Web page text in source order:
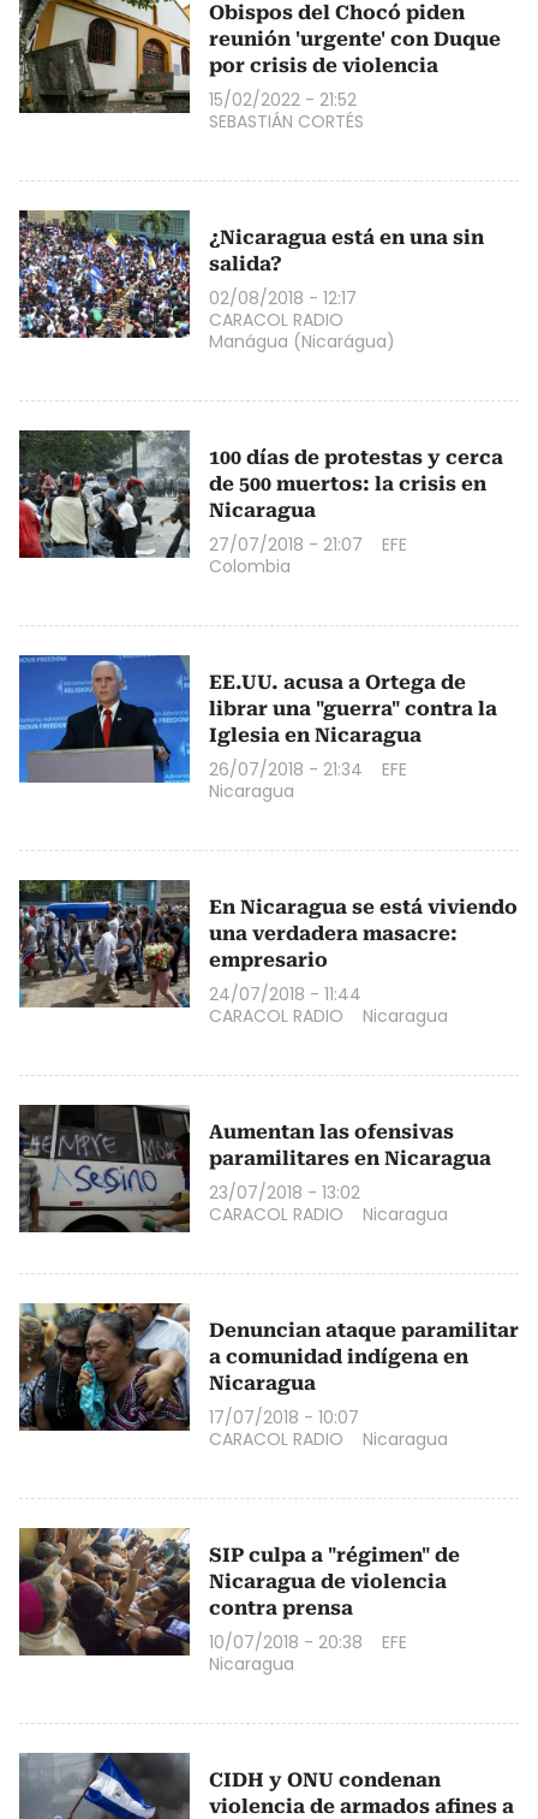
Obispos del Chocó piden
reunión 'urgente' con Duque
por crisis de violencia
15/02/2022 - 21:52
SEBASTIÁN CORTÉS
¿Nicaragua está en una sin
salida?
02/08/2018 - 12:17
CARACOL RADIO
Manágua (Nicarágua)
100 días de protestas y cerca
de 500 muertos: la crisis en
Nicaragua
27/07/2018 - 21:07
EFE
Colombia
EE.UU. acusa a Ortega de
librar una "guerra" contra la
Iglesia en Nicaragua
26/07/2018 - 21:34
EFE
Nicaragua
En Nicaragua se está viviendo
una verdadera masacre:
empresario
24/07/2018 - 11:44
CARACOL RADIO
Nicaragua
Aumentan las ofensivas
paramilitares en Nicaragua
23/07/2018 - 13:02
CARACOL RADIO
Nicaragua
Denuncian ataque paramilitar
a comunidad indígena en
Nicaragua
17/07/2018 - 10:07
CARACOL RADIO
Nicaragua
SIP culpa a "régimen" de
Nicaragua de violencia
contra prensa
10/07/2018 - 20:38
EFE
Nicaragua
CIDH y ONU condenan
violencia de armados afines a